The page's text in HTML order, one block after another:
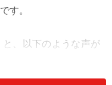
す。
、以下のような声が